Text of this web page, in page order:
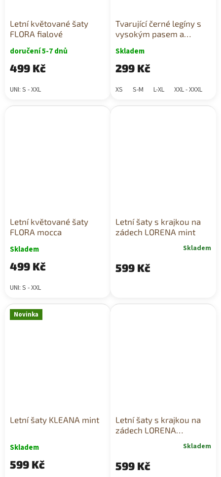
Letní květované šaty
FLORA fialové
doručení 5-7 dnů
499 Kč
UNI: S - XXL
Tvarující černé legíny s
vysokým pasem a
Skladem
299 Kč
XS S-M L-XL XXL - XXXL
Letní květované šaty
FLORA mocca
Skladem
499 Kč
UNI: S - XXL
Letní šaty s krajkou na
zádech LORENA mint
Skladem
599 Kč
Novinka
Letní šaty KLEANA mint
Skladem
599 Kč
Letní šaty s krajkou na
zádech LORENA
Skladem
599 Kč